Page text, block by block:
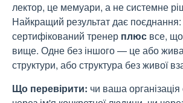
лектор, це мемуари, а не системне
Найкращий результат дає
сертифікований тренер плюс все,
вище. Одне без іншого — це або
структури, або структура без живої
Що перевірити: чи ваша